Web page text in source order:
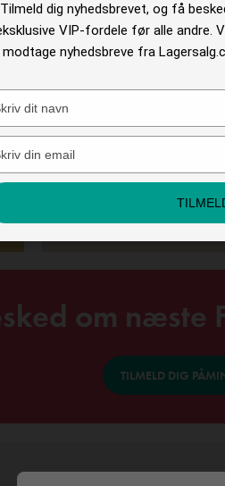
om næste
TILMELD DIG
Tilmeld dig nyhedsbrevet, og få
VIP-fordele før alle andre.
modtage nyhedsbreve fra